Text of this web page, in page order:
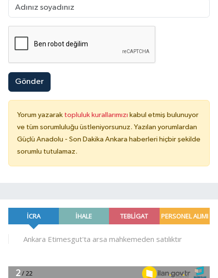
Gönder
Yorum yazarak topluluk kurallarımızı kabul etmiş bulunuyor
ve tüm sorumluluğu üstleniyorsunuz. Yazılan yorumlardan
Güçlü Anadolu - Son Dakika Ankara haberleri hiçbir şekilde
sorumlu tutulamaz.